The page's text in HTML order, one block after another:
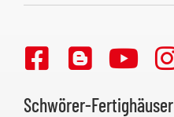
Schwörer-Fertighäuser